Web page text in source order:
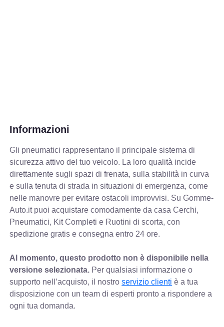
Informazioni
Gli pneumatici rappresentano il principale sistema di
sicurezza attivo del tuo veicolo. La loro qualità incide
direttamente sugli spazi di frenata, sulla stabilità in curva
e sulla tenuta di strada in situazioni di emergenza, come
nelle manovre per evitare ostacoli improvvisi. Su Gomme-
Auto.it puoi acquistare comodamente da casa Cerchi,
Pneumatici, Kit Completi e Ruotini di scorta, con
spedizione gratis e consegna entro 24 ore.
Al momento, questo prodotto non è disponibile nella
versione selezionata. Per qualsiasi informazione o
supporto nell’acquisto, il nostroservizio clienti è a tua
disposizione con un team di esperti pronto a rispondere a
ogni tua domanda.